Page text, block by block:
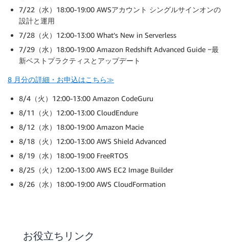
7/22（水）18:00-19:00 AWSアカウント シングルサインオンの
設計と運用
7/28（火）12:00-13:00 What’s New in Serverless
7/29（水）18:00-19:00 Amazon Redshift Advanced Guide −最
新ベストプラクティスとアップデート
8 月分の詳細・お申込はこちら≫
8/4（火）12:00-13:00 Amazon CodeGuru
8/11（火）12:00-13:00 CloudEndure
8/12（水）18:00-19:00 Amazon Macie
8/18（火）12:00-13:00 AWS Shield Advanced
8/19（水）18:00-19:00 FreeRTOS
8/25（火）12:00-13:00 AWS EC2 Image Builder
8/26（水）18:00-19:00 AWS CloudFormation
お役立ちリンク